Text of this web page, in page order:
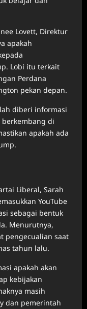
Lovett, Direktur
apakah
Lobi itu terkait
Perdana
pekan depan.
diberi informasi
di
apakah ada
Liberal, Sarah
YouTube
sebagai bentuk
Menurutnya,
pengecualian saat
tahun lalu.
apakah akan
kebijakan
masih
dan pemerintah